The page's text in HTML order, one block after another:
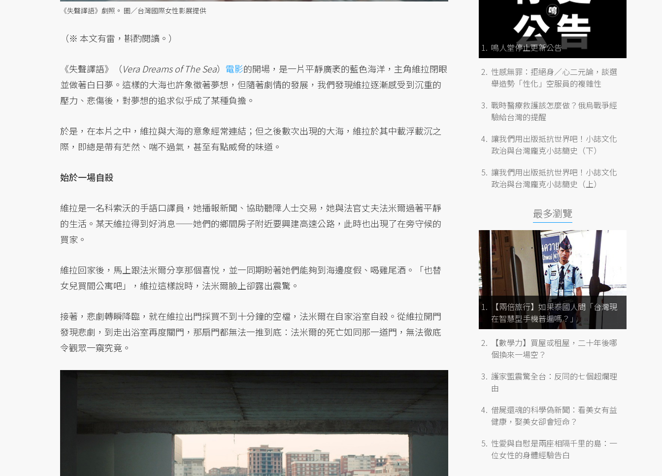
《失聲譯語》劇照。 圖／台灣國際女性影展提供
（※ 本文有雷，斟酌閱讀。）
《失聲譯語》（Vera Dreams of The Sea） 電影的開場，是一片平靜廣袤的藍色海洋，主角維拉閉眼
並做著白日夢。這樣的大海也許象徵著夢想，但隨著劇情的發展，我們發現維拉逐漸感受到沉重的
壓力、悲傷後，對夢想的追求似乎成了某種負擔。
於是，在本片之中，維拉與大海的意象經常連結；但之後數次出現的大海，維拉於其中載浮載沉之
際，即總是帶有茫然、喘不過氣，甚至有點威脅的味道。
始於一場自殺
維拉是一名科索沃的手語口譯員，她播報新聞、協助聽障人士交易，她與法官丈夫法米爾過著平靜
的生活。某天維拉得到好消息——她們的鄉間房子附近要興建高速公路，此時也出現了在旁守候的
買家。
維拉回家後，馬上跟法米爾分享那個喜悅，並一同期盼著她們能夠到海邊度假、喝雞尾酒。「也替
女兒買間公寓吧」，維拉這樣說時，法米爾臉上卻露出震驚。
接著，悲劇轉瞬降臨，就在維拉出門採買不到十分鐘的空檔，法米爾在自家浴室自殺。從維拉開門
發現悲劇，到走出浴室再度關門，那扇門都無法一推到底：法米爾的死亡如同那一道門，無法徹底
令觀眾一窺究竟。
鳴人堂停止更新公告
性感無罪：拒絕身／心二元論，談選
舉造勢「性化」空服員的複雜性
戰時醫療救護該怎麼做？俄烏戰爭經
驗給台灣的提醒
讓我們用出版抵抗世界吧！小誌文化
政治與台灣龐克小誌簡史（下）
讓我們用出版抵抗世界吧！小誌文化
政治與台灣龐克小誌簡史（上）
最多瀏覽
【兩倍旅行】如果泰國人問「台灣現
在智慧型手機普遍嗎？」
【數學力】買屋或租屋，二十年後哪
個換來一場空？
護家盟震驚全台：反同的七個超爛理
由
借屍還魂的科學偽新聞：看美女有益
健康，娶美女卻會短命？
性愛與自慰是兩座相隔千里的島：一
位女性的身體經驗告白